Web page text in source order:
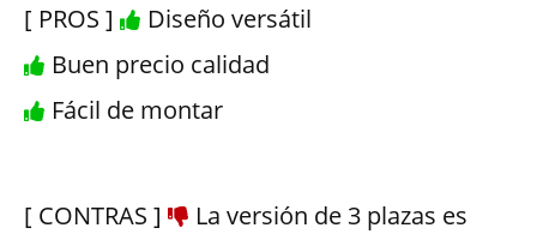
[ PROS ]
Diseño versátil
Buen precio calidad
Fácil de montar
[ CONTRAS ]
La versión de 3 plazas es